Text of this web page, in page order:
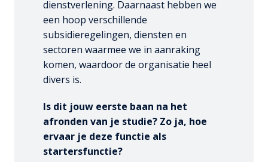
dienstverlening. Daarnaast hebben we
een hoop verschillende
subsidieregelingen, diensten en
sectoren waarmee we in aanraking
komen, waardoor de organisatie heel
divers is.
Is dit jouw eerste baan na het
afronden van je studie? Zo ja, hoe
ervaar je deze functie als
startersfunctie?